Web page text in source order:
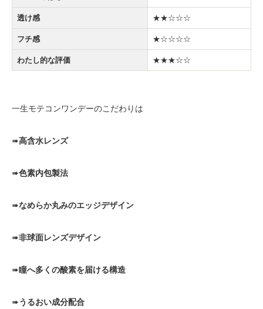
透け感 ★★☆☆☆
フチ感 ★☆☆☆☆
わたし的な評価 ★★★☆☆
一生モテコンワンデーのこだわりは
➠高含水レンズ
➠色素内包製法
➠なめらか丸みのエッジデザイン
➠非球面レンズデザイン
➠瞳へ多くの酸素を届ける構造
➠うるおい成分配合